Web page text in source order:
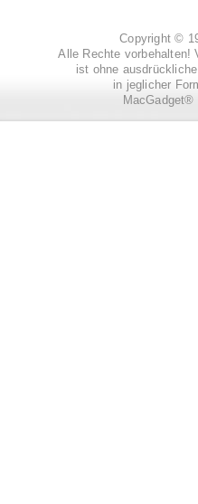
Copyright ©
Alle Rechte vorbehalten!
ist ohne
in jeglicher
MacGadget®